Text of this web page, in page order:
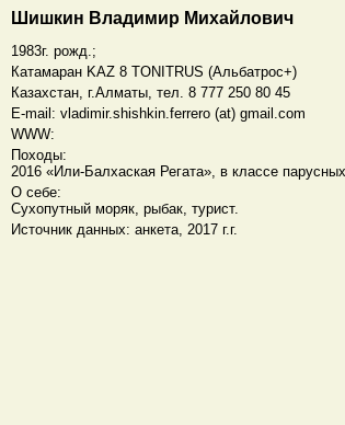
Шишкин Владимир Михайлович
1983г. рожд.;
Катамаран KAZ 8 TONITRUS (Альбатрос+)
Казахстан, г.Алматы, тел. 8 777 250 80 45
E-mail: vladimir.shishkin.ferrero (at) gmail.com
WWW:
Походы:
2016 «Или-Балхаская Регата», в классе
О себе:
Сухопутный моряк, рыбак, турист.
Источник данных: анкета, 2017 г.г.